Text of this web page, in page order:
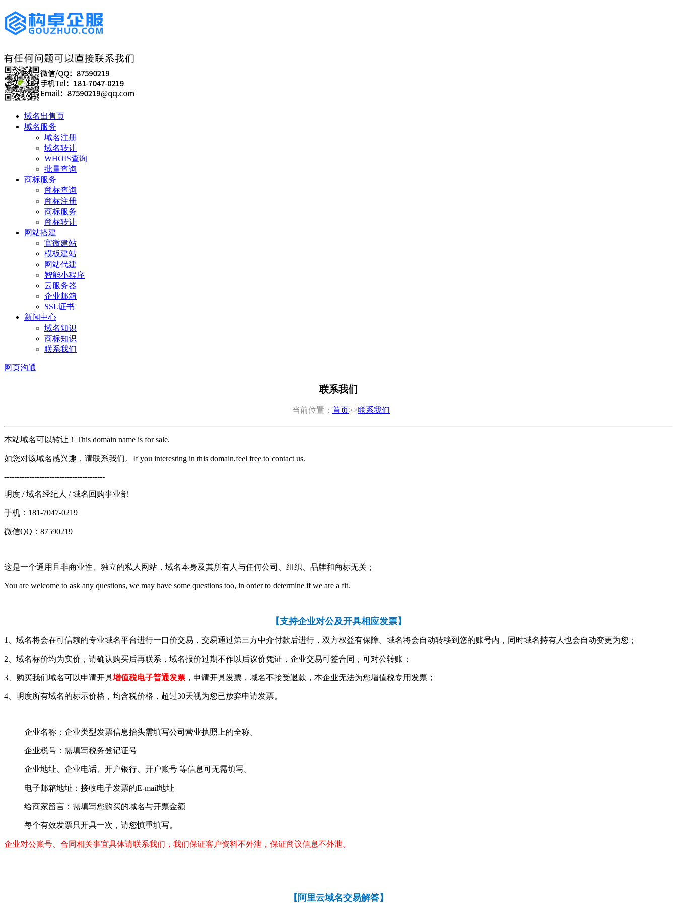
域名出售页
域名服务
域名注册
域名转让
WHOIS查询
批量查询
商标服务
商标查询
商标注册
商标服务
商标转让
网站搭建
官微建站
模板建站
网站代建
智能小程序
云服务器
企业邮箱
SSL证书
新闻中心
域名知识
商标知识
联系我们
网页沟通
联系我们
当前位置： 首页>>联系我们
本站域名可以转让！This domain name is for sale.
如您对该域名感兴趣，请联系我们。If you interesting in this domain,feel free to contact us.
----------------------------------------
明度 / 域名经纪人 / 域名回购事业部
手机：181-7047-0219
微信QQ：87590219
这是一个通用且非商业性、独立的私人网站，域名本身及其所有人与任何公司、组织、品牌和商标无关；
You are welcome to ask any questions, we may have some questions too, in order to determine if we are a fit.
【支持企业对公及开具相应发票】
1、域名将会在可信赖的专业域名平台进行一口价交易，交易通过第三方中介付款后进行，双方权益有保障。域名将会自动转移到您的账号内，同时域名持有人也会自动变更为您；
2、域名标价均为实价，请确认购买后再联系，域名报价过期不作以后议价凭证，企业交易可签合同，可对公转账；
3、购买我们域名可以申请开具增值税电子普通发票 ，申请开具发票，域名不接受退款，本企业无法为您增值税专用发票；
4、明度所有域名的标示价格，均含税价格，超过30天视为您已放弃申请发票。
企业名称：企业类型发票信息抬头需填写公司营业执照上的全称。
企业税号：需填写税务登记证号
企业地址、企业电话、开户银行、开户账号 等信息可无需填写。
电子邮箱地址：接收电子发票的E-mail地址
给商家留言：需填写您购买的域名与开票金额
每个有效发票只开具一次，请您慎重填写。
企业对公账号、合同相关事宜具体请联系我们，我们保证客户资料不外泄，保证商议信息不外泄。
【 阿里云域名交易解答】